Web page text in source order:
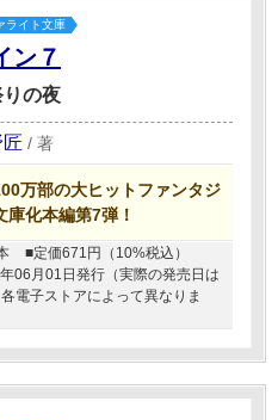
ライト文庫
ン７
の夜
/ 著
万部の大ヒットファンタジ
庫化本編第7弾！
■定価671円（10%税込）
06月01日発行（実際の発売日は
電子ストアによって異なりま